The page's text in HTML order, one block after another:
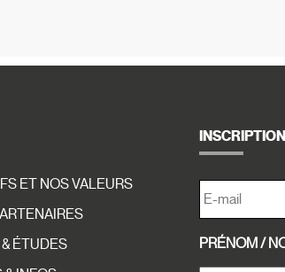
ET NOS VALEURS
ÉTUDES
E-
MAIL *
PRÉNOM /